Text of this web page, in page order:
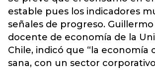
estable pues los indicadores
señales de progreso. Guillermo
docente de economía de la
Chile, indicó que “la economía
sana, con un sector corporativo